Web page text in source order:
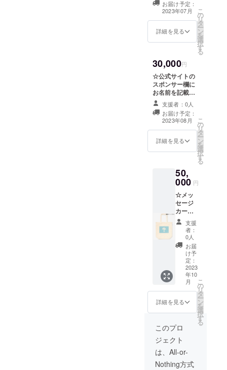
メールで送らせ
ていただきま
す。アイドルデ
ビューまでの予
定です。 (記載す
備考欄にお願い
致します)
お届け予定：
2023年07月
詳細を見る
こ
の
リ
タ
ー
ン
を
選
択
す
る
30,000円
☆公式サイトの
スポンサー欄に
お名前を記載
プロジェクト始
動後公開予定の
公式サイトの
「スポンサー」
ページにお名前
を掲載させてい
ただきます！ (掲
るお名前に指定
がある場合は備
支援者：0人
お届け予定：
2023年08月
詳細を見る
こ
の
リ
タ
ー
ン
を
選
択
す
る
50,
000 円
☆メッ
セージ
カード
付きオ
リジナ
ルグッ
ズ メ
ンバー
の直筆
メッ
セージ
カード
と共に
オリジ
ナルイ
ラスト
を使用
した
グッズ
をお贈
りしま
す！実
支援
者：
0人
お届
け予
定：
2023
年10
月
詳細を見る
こ
の
リ
タ
ー
ン
を
選
択
す
る
このプロ
ジェクト
は、All-or-
Nothing方式